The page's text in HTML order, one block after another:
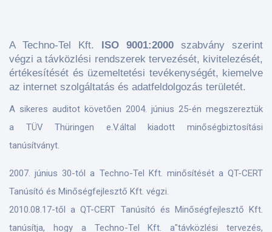
A Techno-Tel Kft. ISO 9001:2000 szabvány szerint
végzi a távközlési rendszerek tervezését, kivitelezését,
értékesítését és üzemeltetési tevékenységét, kiemelve
az internet szolgáltatás és adatfeldolgozás területét.
A sikeres auditot követően 2004. június 25-én megszereztük
a TÜV Thüringen e.V.által kiadott minőségbiztosítási
tanúsítványt.
2007. június 30-tól a Techno-Tel Kft. minősítését a QT-CERT
Tanúsító és Minőségfejlesztő Kft. végzi.
​2010.08.17-től a QT-CERT Tanúsító és Minőségfejlesztő Kft.
tanúsítja, hogy a Techno-Tel Kft. a"távközlési tervezés,